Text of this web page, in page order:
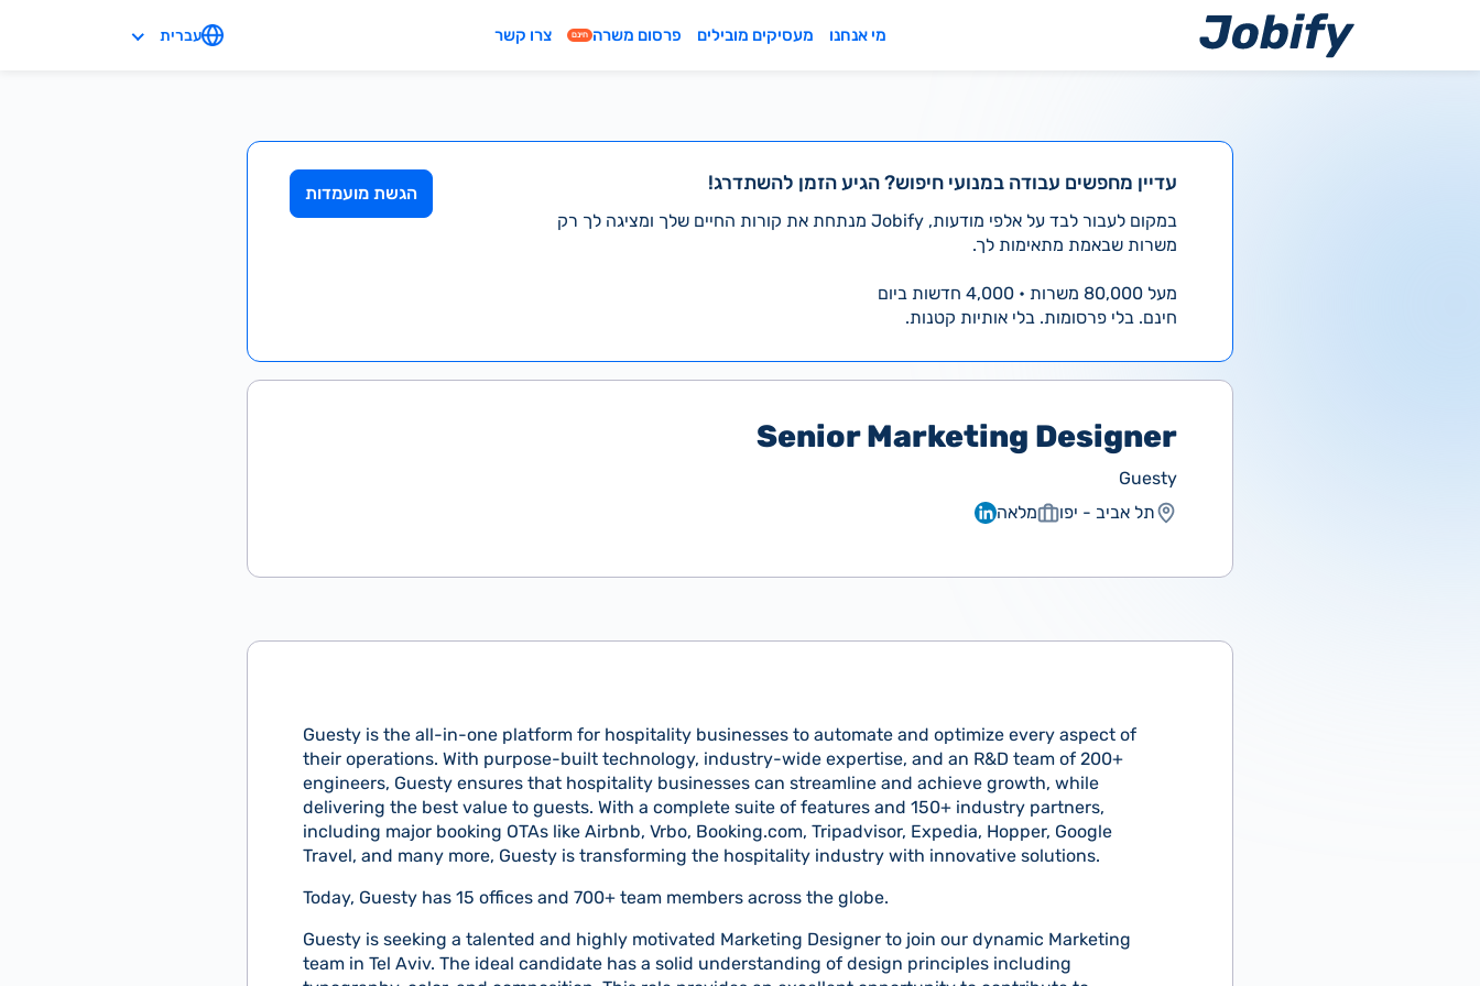
מי אנחנו מעסיקים מובילים פרסום משרה חינם צרו קשר עברית
עדיין מחפשים עבודה במנועי חיפוש? הגיע הזמן להשתדרג!
במקום לעבור לבד על אלפי מודעות, Jobify מנתחת את קורות החיים שלך ומציגה לך רק
משרות שבאמת מתאימות לך.
מעל 80,000 משרות • 4,000 חדשות ביום
חינם. בלי פרסומות. בלי אותיות קטנות.
הגשת מועמדות
Senior Marketing Designer
Guesty
תל אביב - יפו
מלאה
Guesty is the all-in-one platform for hospitality businesses to automate and optimize every aspect of
their operations. With purpose-built technology, industry-wide expertise, and an R&D team of 200+
engineers, Guesty ensures that hospitality businesses can streamline and achieve growth, while
delivering the best value to guests. With a complete suite of features and 150+ industry partners,
including major booking OTAs like Airbnb, Vrbo, Booking.com, Tripadvisor, Expedia, Hopper, Google
Travel, and many more, Guesty is transforming the hospitality industry with innovative solutions.
Today, Guesty has 15 offices and 700+ team members across the globe.
Guesty is seeking a talented and highly motivated Marketing Designer to join our dynamic Marketing
team in Tel Aviv. The ideal candidate has a solid understanding of design principles including